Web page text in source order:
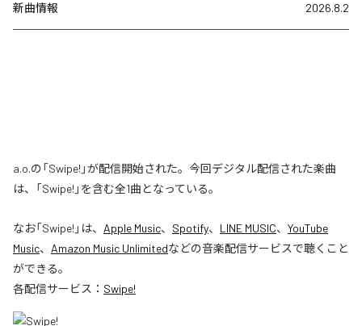
新曲情報 2026.8.2
a.o.の「Swipe!」が配信開始された。今回デジタル配信された楽曲
は、「Swipe!」を含む全1曲となっている。
なお「Swipe! 」は、 Apple Music、 Spotify、 LINE MUSIC、 YouTube
Music、 Amazon Music Unlimitedなどの音楽配信サービスで聴くこと
ができる。
各配信サービス： Swipe!